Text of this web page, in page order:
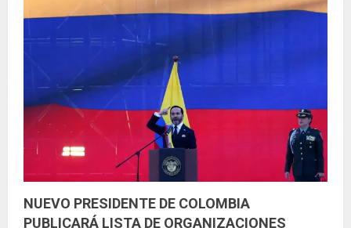
n
o
NUEVO PRESIDENTE DE COLOMBIA
PUBLICARÁ LISTA DE ORGANIZACIONES